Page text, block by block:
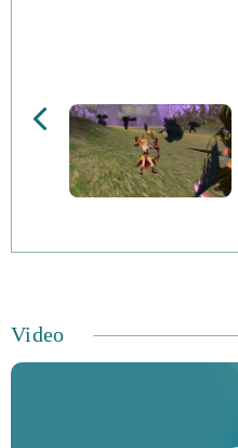
ogni città, mentre ci sono
mappe PvP Abyss. Potrai
personalizzare la tua
diverse e un ruolo unico
Quest offre fama e bonus
Video